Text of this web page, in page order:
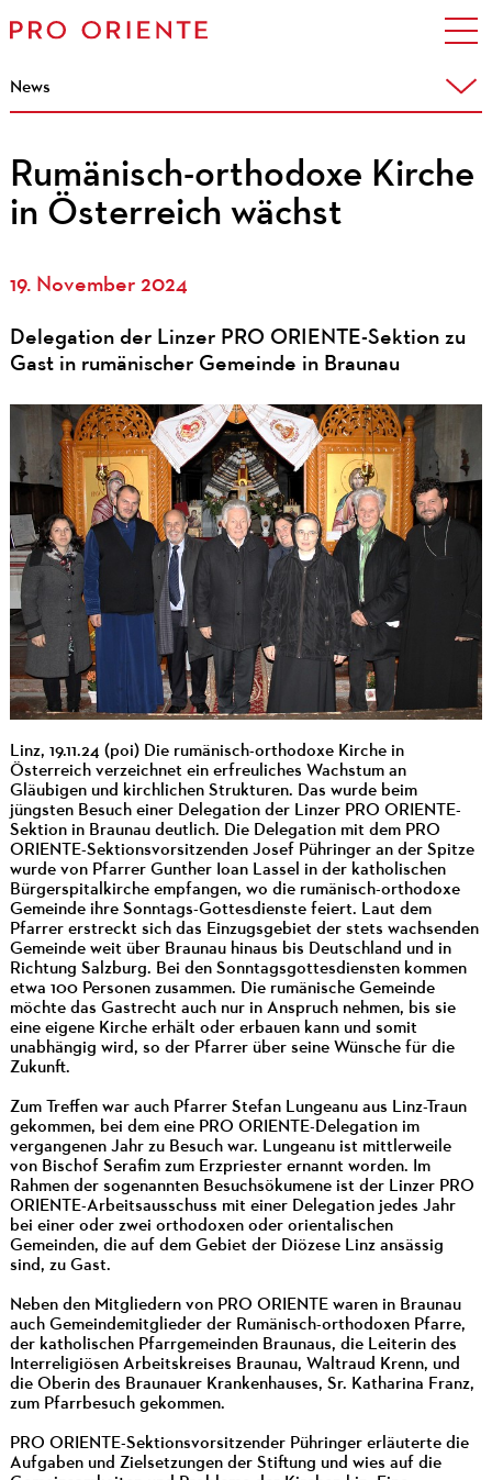
News
Rumänisch-orthodoxe Kirche
in Österreich wächst
19. November 2024
Delegation der Linzer PRO ORIENTE-Sektion zu
Gast in rumänischer Gemeinde in Braunau
Linz, 19.11.24 (poi) Die rumänisch-orthodoxe Kirche in
Österreich verzeichnet ein erfreuliches Wachstum an
Gläubigen und kirchlichen Strukturen. Das wurde beim
jüngsten Besuch einer Delegation der Linzer PRO ORIENTE-
Sektion in Braunau deutlich. Die Delegation mit dem PRO
ORIENTE-Sektionsvorsitzenden Josef Pühringer an der Spitze
wurde von Pfarrer Gunther Ioan Lassel in der katholischen
Bürgerspitalkirche empfangen, wo die rumänisch-orthodoxe
Gemeinde ihre Sonntags-Gottesdienste feiert. Laut dem
Pfarrer erstreckt sich das Einzugsgebiet der stets wachsenden
Gemeinde weit über Braunau hinaus bis Deutschland und in
Richtung Salzburg. Bei den Sonntagsgottesdiensten kommen
etwa 100 Personen zusammen. Die rumänische Gemeinde
möchte das Gastrecht auch nur in Anspruch nehmen, bis sie
eine eigene Kirche erhält oder erbauen kann und somit
unabhängig wird, so der Pfarrer über seine Wünsche für die
Zukunft.
Zum Treffen war auch Pfarrer Stefan Lungeanu aus Linz-Traun
gekommen, bei dem eine PRO ORIENTE-Delegation im
vergangenen Jahr zu Besuch war. Lungeanu ist mittlerweile
von Bischof Serafim zum Erzpriester ernannt worden. Im
Rahmen der sogenannten Besuchsökumene ist der Linzer PRO
ORIENTE-Arbeitsausschuss mit einer Delegation jedes Jahr
bei einer oder zwei orthodoxen oder orientalischen
Gemeinden, die auf dem Gebiet der Diözese Linz ansässig
sind, zu Gast.
Neben den Mitgliedern von PRO ORIENTE waren in Braunau
auch Gemeindemitglieder der Rumänisch-orthodoxen Pfarre,
der katholischen Pfarrgemeinden Braunaus, die Leiterin des
Interreligiösen Arbeitskreises Braunau, Waltraud Krenn, und
die Oberin des Braunauer Krankenhauses, Sr. Katharina Franz,
zum Pfarrbesuch gekommen.
PRO ORIENTE-Sektionsvorsitzender Pühringer erläuterte die
Aufgaben und Zielsetzungen der Stiftung und wies auf die